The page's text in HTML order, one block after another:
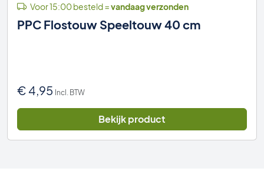
Voor 15:00 besteld =vandaag verzonden
PPC Flostouw Speeltouw 40 cm
€ 4,95 Incl. BTW
Bekijk product